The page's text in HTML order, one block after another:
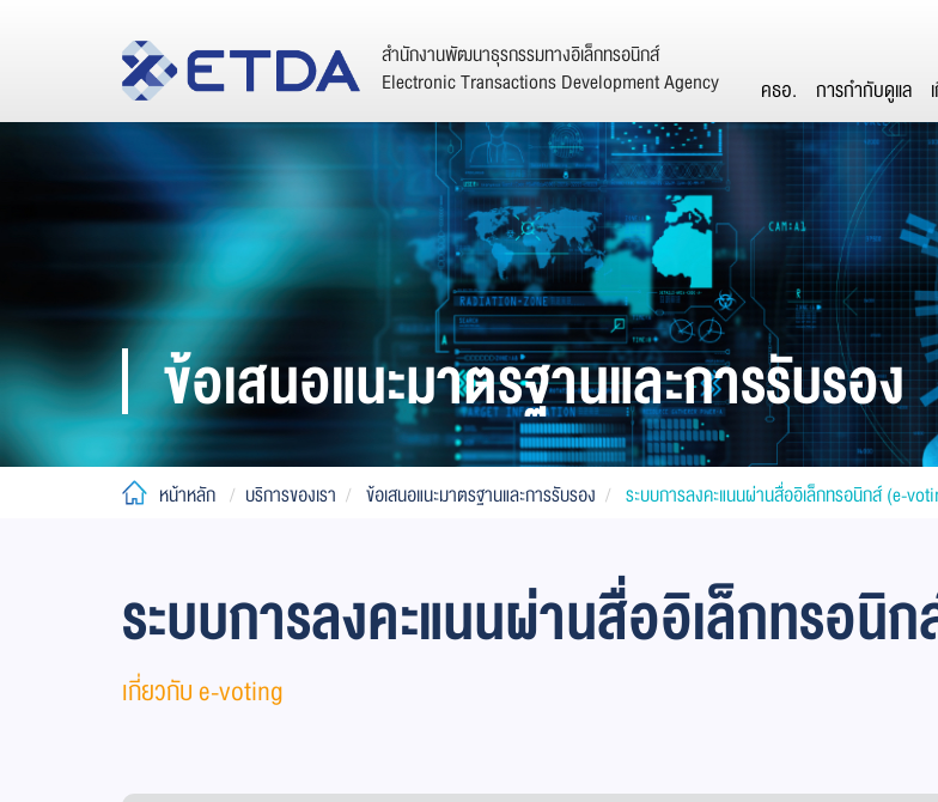
สำนักงานพัฒนาธุรกรรมทางอิเล็กทรอนิกส์
Electronic Transactions Development Agency
คธอ. การกำกับดูแล
ข้อเสนอแนะมาตรฐานและการรับรอง
หน้าหลัก บริการของเรา ข้อเสนอแนะมาตรฐานและการรับรอง ระบบการลงคะแนนผ่านสื่ออิเล็กทรอนิกส์ (e-
ระบบการลงคะแนนผ่านสื่ออิเล็กทรอนิ
เกี่ยวกับ e-voting